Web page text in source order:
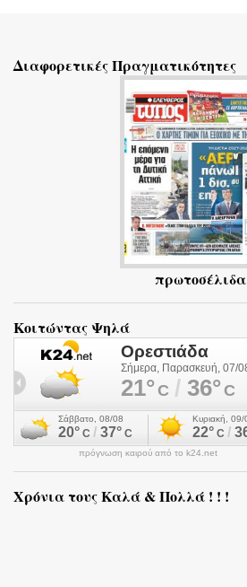
λ
Διαφορετικές Πραγματικότητες
πρωτοσέλιδα
Κοιτώντας Ψηλά
πρόγνωση καιρού από το k24.net
Χρόνια τους Καλά & Πολλά ! ! !